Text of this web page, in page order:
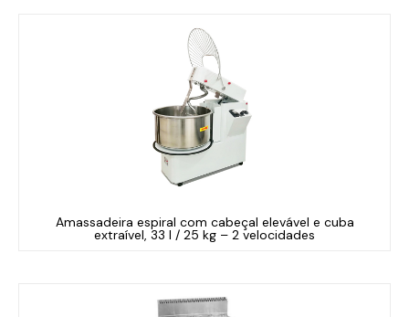
Amassadeira espiral com cabeçal elevável e cuba
extraível, 33 l / 25 kg – 2 velocidades